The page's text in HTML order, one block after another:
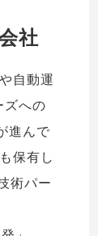
社
自動運
ズへの
進んで
保有し
術パー